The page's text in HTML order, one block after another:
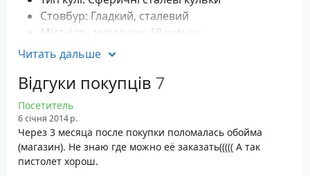
Стовбур: Гладкий, сталевий
Місткість магазину: 18 кульок
Прицільні пристрої: Нерегульовані прицільна
Запобіжник: Неавтоматичний
Система взводу/перезаряджання:
Довжина: 215 мм
Вага: 686 грам
Читать дальше
Відгуки покупців 7
Посетитель
6 січня 2014 р.
Через 3 месяца после покупки поломалась обойма
(магазин). Не знаю где можно её заказать((((( А так
пистолет хорош.